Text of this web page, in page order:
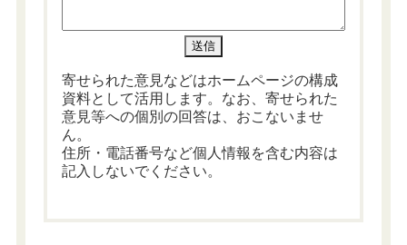
寄せられた意見などはホームページの構成
資料として活用します。なお、寄せられた
意見等への個別の回答は、おこないませ
ん。
住所・電話番号など個人情報を含む内容は
記入しないでください。